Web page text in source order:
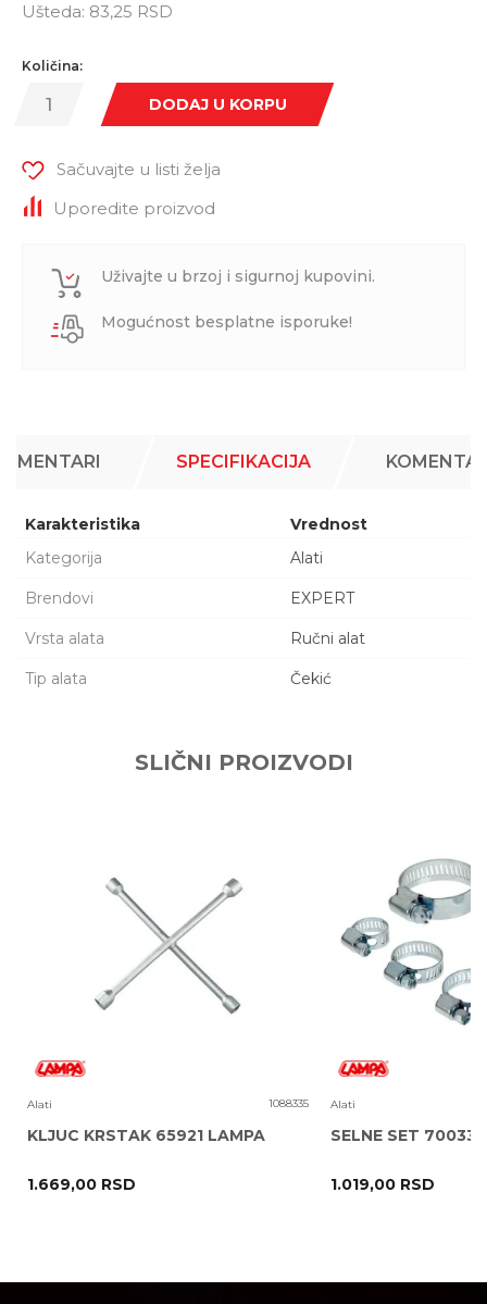
Ušteda: 83,25 RSD
Količina:
DODAJ U KORPU
Sačuvajte u listi želja
Uporedite proizvod
Uživajte u brzoj i sigurnoj kupovini.
Mogućnost besplatne isporuke!
SPECIFIKACIJA
Karakteristika
Vrednost
Kategorija
Alati
Brendovi EXPERT
Vrsta alata Ručni alat
Tip alata Čekić
POŠALJI
SLIČNI PROIZVODI
Alati 1088335
KLJUC KRSTAK 65921 LAMPA
1.669,00 RSD
Alati
SELNE SET 70033
1.019,00 RSD